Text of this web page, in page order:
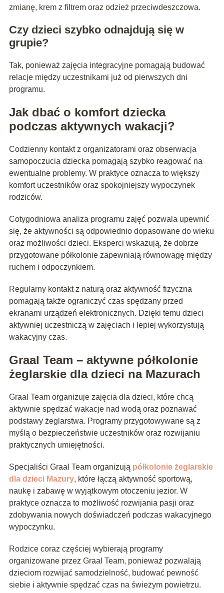
zmianę, krem z filtrem oraz odzież przeciwdeszczowa.
Czy dzieci szybko odnajdują się w
grupie?
Tak, ponieważ zajęcia integracyjne pomagają budować
relacje między uczestnikami już od pierwszych dni
programu.
Jak dbać o komfort dziecka
podczas aktywnych wakacji?
Codzienny kontakt z organizatorami oraz obserwacja
samopoczucia dziecka pomagają szybko reagować na
ewentualne problemy. W praktyce oznacza to większy
komfort uczestników oraz spokojniejszy wypoczynek
rodziców.
Cotygodniowa analiza programu zajęć pozwala upewnić
się, że aktywności są odpowiednio dopasowane do wieku
oraz możliwości dzieci. Eksperci wskazują, że dobrze
przygotowane półkolonie zapewniają równowagę między
ruchem i odpoczynkiem.
Regularny kontakt z naturą oraz aktywność fizyczna
pomagają także ograniczyć czas spędzany przed
ekranami urządzeń elektronicznych. Dzięki temu dzieci
aktywniej uczestniczą w zajęciach i lepiej wykorzystują
wakacyjny czas.
Graal Team – aktywne półkolonie
żeglarskie dla dzieci na Mazurach
Graal Team organizuje zajęcia dla dzieci, które chcą
aktywnie spędzać wakacje nad wodą oraz poznawać
podstawy żeglarstwa. Programy przygotowywane są z
myślą o bezpieczeństwie uczestników oraz rozwijaniu
praktycznych umiejętności.
Specjaliści Graal Team organizują półkolonie żeglarskie
dla dzieci Mazury, które łączą aktywność sportową,
naukę i zabawę w wyjątkowym otoczeniu jezior. W
praktyce oznacza to możliwość rozwijania pasji oraz
zdobywania nowych doświadczeń podczas wakacyjnego
wypoczynku.
Rodzice coraz częściej wybierają programy
organizowane przez Graal Team, ponieważ pozwalają
dzieciom rozwijać samodzielność, budować pewność
siebie i aktywnie spędzać czas na świeżym powietrzu.